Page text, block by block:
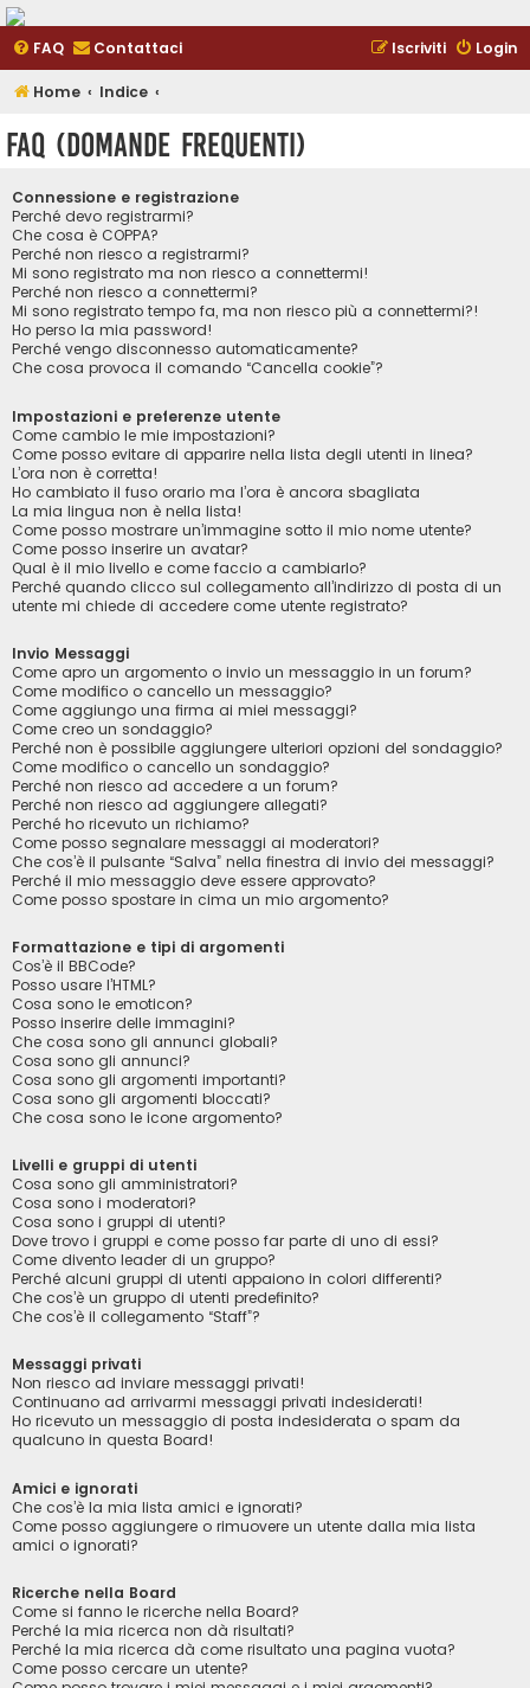
FAQ Contattaci Login
Iscriviti
Home Indice
FAQ (Domande Frequenti)
Connessione e registrazione
Perché devo registrarmi?
Che cosa è COPPA?
Perché non riesco a registrarmi?
Mi sono registrato ma non riesco a connettermi!
Perché non riesco a connettermi?
Mi sono registrato tempo fa, ma non riesco più a connettermi?!
Ho perso la mia password!
Perché vengo disconnesso automaticamente?
Che cosa provoca il comando “Cancella cookie”?
Impostazioni e preferenze utente
Come cambio le mie impostazioni?
Come posso evitare di apparire nella lista degli utenti in linea?
L’ora non è corretta!
Ho cambiato il fuso orario ma l’ora è ancora sbagliata
La mia lingua non è nella lista!
Come posso mostrare un’immagine sotto il mio nome utente?
Come posso inserire un avatar?
Qual è il mio livello e come faccio a cambiarlo?
Perché quando clicco sul collegamento all’indirizzo di posta di un
utente mi chiede di accedere come utente registrato?
Invio Messaggi
Come apro un argomento o invio un messaggio in un forum?
Come modifico o cancello un messaggio?
Come aggiungo una firma ai miei messaggi?
Come creo un sondaggio?
Perché non è possibile aggiungere ulteriori opzioni del sondaggio?
Come modifico o cancello un sondaggio?
Perché non riesco ad accedere a un forum?
Perché non riesco ad aggiungere allegati?
Perché ho ricevuto un richiamo?
Come posso segnalare messaggi ai moderatori?
Che cos’è il pulsante “Salva” nella finestra di invio dei messaggi?
Perché il mio messaggio deve essere approvato?
Come posso spostare in cima un mio argomento?
Formattazione e tipi di argomenti
Cos’è il BBCode?
Posso usare l’HTML?
Cosa sono le emoticon?
Posso inserire delle immagini?
Che cosa sono gli annunci globali?
Cosa sono gli annunci?
Cosa sono gli argomenti importanti?
Cosa sono gli argomenti bloccati?
Che cosa sono le icone argomento?
Livelli e gruppi di utenti
Cosa sono gli amministratori?
Cosa sono i moderatori?
Cosa sono i gruppi di utenti?
Dove trovo i gruppi e come posso far parte di uno di essi?
Come divento leader di un gruppo?
Perché alcuni gruppi di utenti appaiono in colori differenti?
Che cos’è un gruppo di utenti predefinito?
Che cos’è il collegamento “Staff”?
Messaggi privati
Non riesco ad inviare messaggi privati!
Continuano ad arrivarmi messaggi privati indesiderati!
Ho ricevuto un messaggio di posta indesiderata o spam da
qualcuno in questa Board!
Amici e ignorati
Che cos’è la mia lista amici e ignorati?
Come posso aggiungere o rimuovere un utente dalla mia lista
amici o ignorati?
Ricerche nella Board
Come si fanno le ricerche nella Board?
Perché la mia ricerca non dà risultati?
Perché la mia ricerca dà come risultato una pagina vuota?
Come posso cercare un utente?